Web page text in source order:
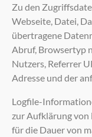
Zu den
Webseite, Datei,
übertragene
Abruf, Browsertyp
Nutzers, Referrer
Adresse und der
Logfile-
zur Aufklärung von
für die Dauer von